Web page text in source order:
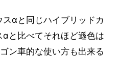
αと同じハイブリッドカ
と比べてそれほど遜色は
ン車的な使い方も出来る